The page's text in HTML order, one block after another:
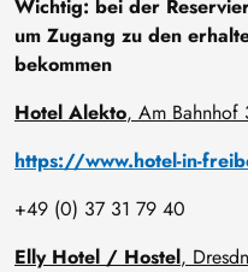
Wichtig: bei der
um Zugang zu den
bekommen
Hotel Alekto, Am Bahnhof
https://www.hotel-in-
+49 (0) 37 31 79 40
Elly Hotel / Hostel,